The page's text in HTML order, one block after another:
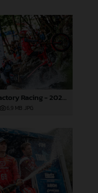
GASGAS Factory Racing - 2024 FIM TrialGP World Championship - Round 3, Italy
6,9 MB .JPG